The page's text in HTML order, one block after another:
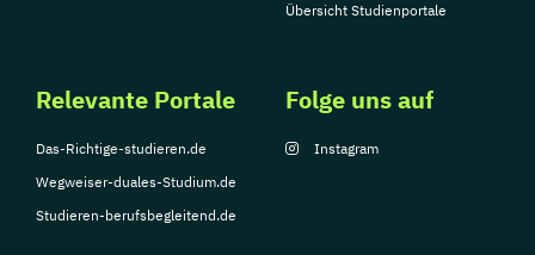
Übersicht Studienportale
Relevante Portale
Das-Richtige-studieren.de
Wegweiser-duales-Studium.de
Studieren-berufsbegleitend.de
Folge uns auf
Instagram